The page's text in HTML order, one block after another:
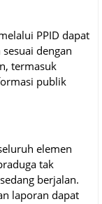
PPID dapat
dengan
termasuk
publik
elemen
tak
berjalan.
laporan dapat